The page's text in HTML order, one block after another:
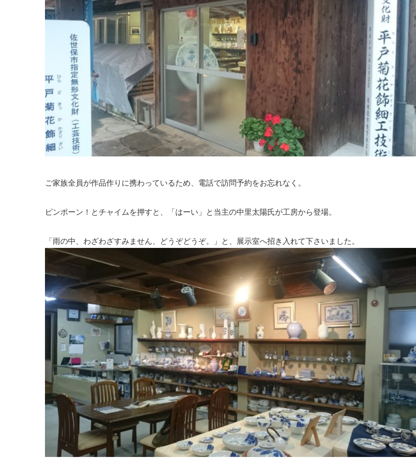
ご家族全員が作品作りに携わっているため、電話で訪問予約をお忘れなく。
ピンポーン！とチャイムを押すと、「はーい」と当主の中里太陽氏が工房から登場。
「雨の中、わざわざすみません、どうぞどうぞ。」と、展示室へ招き入れて下さいました。